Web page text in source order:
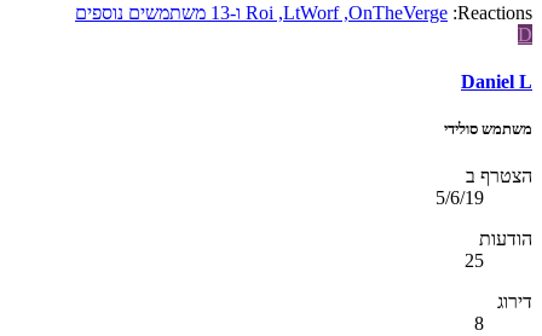
Reactions:
OnTheVerge
,
LtWorf
,
Roi ו-13 משתמשים נוספים
D
Daniel L
משתמש סולידי
הצטרף ב
5/6/19
הודעות
25
דירוג
8